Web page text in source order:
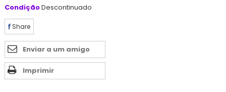
CondiçãoDescontinuado
Share
Enviar a um amigo
Imprimir